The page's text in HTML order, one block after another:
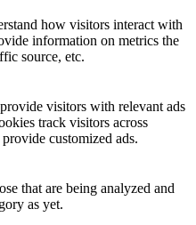
how visitors interact with
information on metrics the
source, etc.
visitors with relevant ads
track visitors across
customized ads.
that are being analyzed and
as yet.